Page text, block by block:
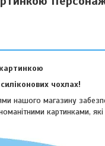
чохлах!
нашого магазину
картинками,